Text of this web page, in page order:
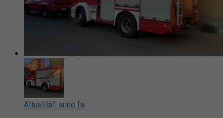
Attualità1 anno fa